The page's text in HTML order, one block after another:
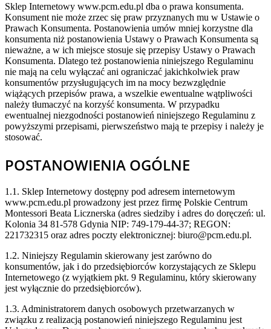
Sklep Internetowy www.pcm.edu.pl dba o prawa konsumenta.
Konsument nie może zrzec się praw przyznanych mu w Ustawie o
Prawach Konsumenta. Postanowienia umów mniej korzystne dla
konsumenta niż postanowienia Ustawy o Prawach Konsumenta są
nieważne, a w ich miejsce stosuje się przepisy Ustawy o Prawach
Konsumenta. Dlatego też postanowienia niniejszego Regulaminu
nie mają na celu wyłączać ani ograniczać jakichkolwiek praw
konsumentów przysługujących im na mocy bezwzględnie
wiążących przepisów prawa, a wszelkie ewentualne wątpliwości
należy tłumaczyć na korzyść konsumenta. W przypadku
ewentualnej niezgodności postanowień niniejszego Regulaminu z
powyższymi przepisami, pierwszeństwo mają te przepisy i należy je
stosować.
POSTANOWIENIA OGÓLNE
1.1. Sklep Internetowy dostępny pod adresem internetowym
www.pcm.edu.pl prowadzony jest przez firmę Polskie Centrum
Montessori Beata Licznerska (adres siedziby i adres do doręczeń: ul.
Kolonia 34 81-578 Gdynia NIP: 749-179-44-37; REGON:
221732315 oraz adres poczty elektronicznej: biuro@pcm.edu.pl.
1.2. Niniejszy Regulamin skierowany jest zarówno do
konsumentów, jak i do przedsiębiorców korzystających ze Sklepu
Internetowego (z wyjątkiem pkt. 9 Regulaminu, który skierowany
jest wyłącznie do przedsiębiorców).
1.3. Administratorem danych osobowych przetwarzanych w
związku z realizacją postanowień niniejszego Regulaminu jest